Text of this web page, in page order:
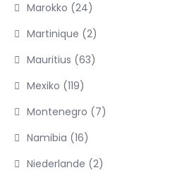
Marokko (24)
Martinique (2)
Mauritius (63)
Mexiko (119)
Montenegro (7)
Namibia (16)
Niederlande (2)